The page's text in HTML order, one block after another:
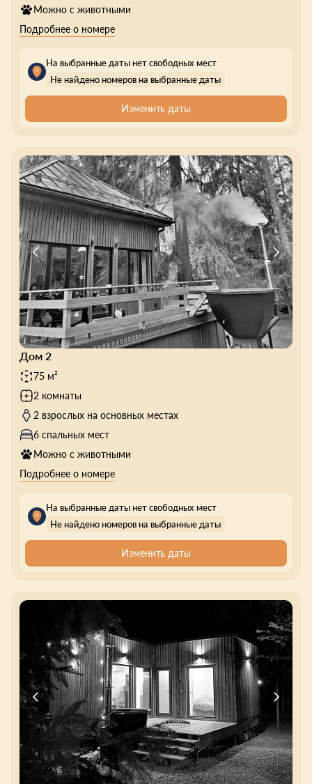
Можно с животными
Подробнее о номере
На выбранные даты нет свободных мест
Не найдено номеров на выбранные даты
Изменить даты
Дом 2
75 м²
2 комнаты
2 взрослых на основных местах
6 спальных мест
Можно с животными
Подробнее о номере
На выбранные даты нет свободных мест
Не найдено номеров на выбранные даты
Изменить даты